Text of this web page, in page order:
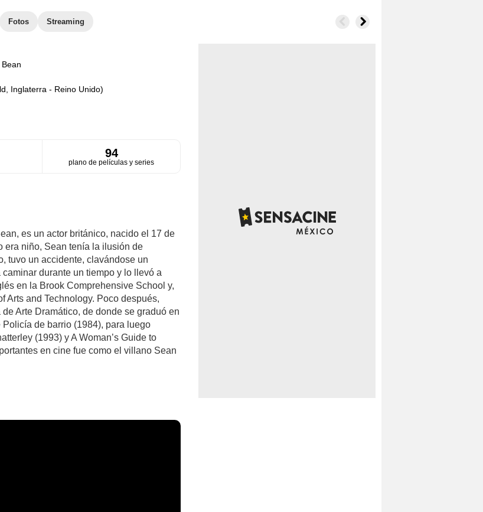
Fotos Streaming
Inglaterra - Reino Unido)
94
plano de películas y series
es un actor británico, nacido el 17 de
era niño, Sean tenía la ilusión de
tuvo un accidente, clavándose un
durante un tiempo y lo llevó a
en la Brook Comprehensive School y,
Arts and Technology. Poco después,
Arte Dramático, de donde se graduó en
de barrio (1984), para luego
(1993) y A Woman’s Guide to
en cine fue como el villano Sean